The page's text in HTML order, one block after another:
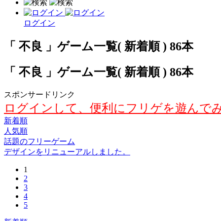
ログイン
「 不良 」ゲーム一覧( 新着順 ) 86本
「 不良 」ゲーム一覧( 新着順 ) 86本
スポンサードリンク
ログインして、便利にフリゲを遊んで
新着順
人気順
話題のフリーゲーム
デザインをリニューアルしました。
1
2
3
4
5